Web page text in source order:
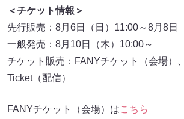
＜チケット情報＞
先行販売：8月6日（日）11:00～8月8日
一般発売：8月10日（木）10:00～
チケット販売：FANYチケット（会場）
Ticket（配信）
FANYチケット（会場）はこちら